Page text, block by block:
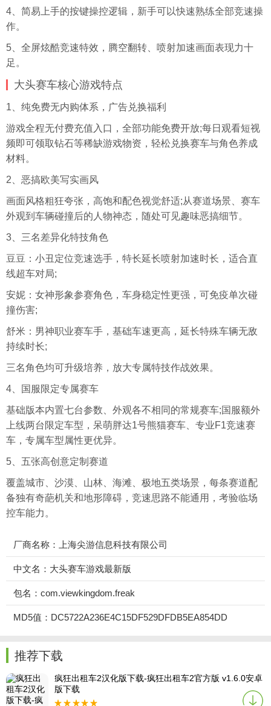
4、简易上手的按键操控逻辑，新手可以快速熟练全部竞速操
作。
5、全屏炫酷竞速特效，腾空翻转、喷射加速画面表现力十
足。
大头赛车核心游戏特点
1、纯免费无内购体系，广告兑换福利
游戏全程无付费充值入口，全部功能免费开放;每日观看短视
频即可领取钻石等稀缺游戏物资，轻松兑换赛车与角色养成
材料。
2、恶搞欧美写实画风
画面风格粗狂夸张，高饱和配色视觉舒适;从赛道场景、赛车
外观到车辆碰撞后的人物神态，随处可见趣味恶搞细节。
3、三名差异化特技角色
豆豆：小丑定位竞速选手，特长延长喷射加速时长，适合直
线超车对局;
安妮：女神形象参赛角色，车身稳定性更强，可免疫单次碰
撞伤害;
舒米：男神职业赛车手，基础车速更高，延长特殊车辆无敌
持续时长;
三名角色均可升级培养，放大专属特技作战效果。
4、国服限定专属赛车
基础版本内置七台参数、外观各不相同的常规赛车;国服额外
上线两台限定车型，呆萌胖达1号熊猫赛车、专业F1竞速赛
车，专属车型属性更优异。
5、五张高创意定制赛道
覆盖城市、沙漠、山林、海滩、极地五类场景，每条赛道配
备独有奇葩机关和地形障碍，竞速思路不能通用，考验临场
控车能力。
厂商名称：上海尖游信息科技有限公司
中文名：大头赛车游戏最新版
包名：com.viewkingdom.freak
MD5值：DC5722A236E4C15DF529DFDB5EA854DD
推荐下载
疯狂出租车2汉化版下载-疯狂出租车2官方版 v1.6.0安卓
版下载